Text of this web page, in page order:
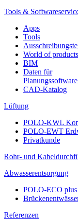
Tools &
Apps
Tools
World of
BIM
Daten für
Planungssoftware
CAD-Katalog
Lüftung
POLO-KWL
POLO-EWT
Privatkunde
Rohr- und
Abwasserentsorgung
POLO-ECO plus
Referenzen